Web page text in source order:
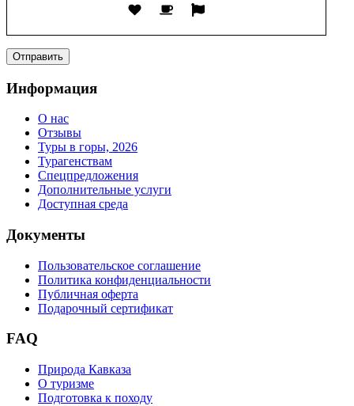
Информация
О нас
Отзывы
Туры в горы, 2026
Турагенствам
Спецпредложения
Дополнительные услуги
Доступная среда
Документы
Пользовательское соглашение
Политика конфиденциальности
Публичная оферта
Подарочный сертификат
FAQ
Природа Кавказа
О туризме
Подготовка к походу